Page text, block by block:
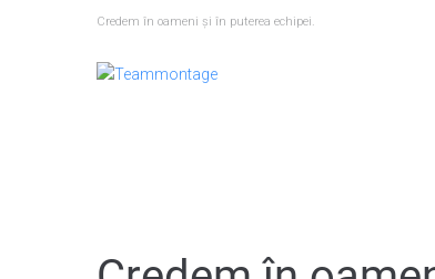
Credem în oameni și în puterea echipei.